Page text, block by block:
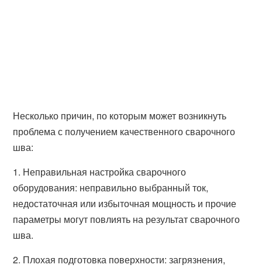
Несколько причин, по которым может возникнуть
проблема с получением качественного сварочного
шва:
1. Неправильная настройка сварочного
оборудования: неправильно выбранный ток,
недостаточная или избыточная мощность и прочие
параметры могут повлиять на результат сварочного
шва.
2. Плохая подготовка поверхности: загрязнения,